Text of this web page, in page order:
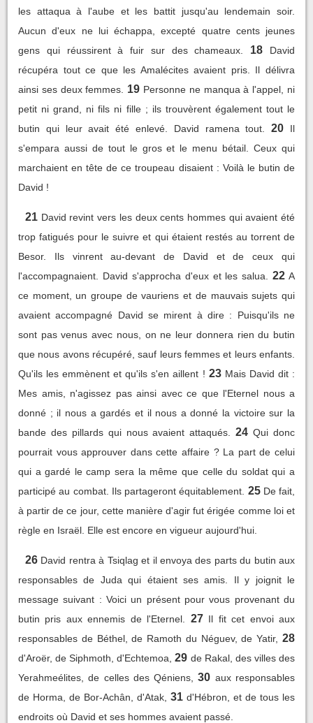
les attaqua à l'aube et les battit jusqu'au lendemain soir.
Aucun d'eux ne lui échappa, excepté quatre cents jeunes
gens qui réussirent à fuir sur des chameaux.
18
David
récupéra tout ce que les Amalécites avaient pris. Il délivra
ainsi ses deux femmes.
19 Personne ne manqua à l'appel, ni
petit ni grand, ni fils ni fille ; ils trouvèrent également tout le
butin qui leur avait été enlevé. David ramena tout.
20
Il
s'empara aussi de tout le gros et le menu bétail. Ceux qui
marchaient en tête de ce troupeau disaient : Voilà le butin de
David !
21 David revint vers les deux cents hommes qui avaient été
trop fatigués pour le suivre et qui étaient restés au torrent de
Besor. Ils vinrent au-devant de David et de ceux qui
l'accompagnaient. David s'approcha d'eux et les salua.
22 A
ce moment, un groupe de vauriens et de mauvais sujets qui
avaient accompagné David se mirent à dire : Puisqu'ils ne
sont pas venus avec nous, on ne leur donnera rien du butin
que nous avons récupéré, sauf leurs femmes et leurs enfants.
Qu'ils les emmènent et qu'ils s'en aillent ! 23 Mais David dit :
Mes amis, n'agissez pas ainsi avec ce que l'Eternel nous a
donné ; il nous a gardés et il nous a donné la victoire sur la
bande des pillards qui nous avaient attaqués.
24 Qui donc
pourrait vous approuver dans cette affaire ? La part de celui
qui a gardé le camp sera la même que celle du soldat qui a
participé au combat. Ils partageront équitablement. 25 De fait,
à partir de ce jour, cette manière d'agir fut érigée comme loi et
règle en Israël. Elle est encore en vigueur aujourd'hui.
26 David rentra à Tsiqlag et il envoya des parts du butin aux
responsables de Juda qui étaient ses amis. Il y joignit le
message suivant : Voici un présent pour vous provenant du
butin pris aux ennemis de l'Eternel.
27 Il fit cet envoi aux
responsables de Béthel, de Ramoth du Néguev, de Yatir, 28
d'Aroër, de Siphmoth, d'Echtemoa, 29 de Rakal, des villes des
Yerahmeélites, de celles des Qéniens,
30 aux responsables
de Horma, de Bor-Achân, d'Atak, 31 d'Hébron, et de tous les
endroits où David et ses hommes avaient passé.